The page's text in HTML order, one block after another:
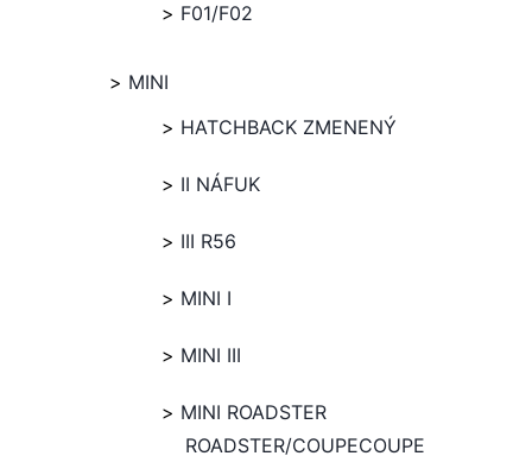
F01/F02
MINI
HATCHBACK ZMENENÝ
II NÁFUK
III R56
MINI I
MINI III
MINI ROADSTER
ROADSTER/COUPECOUPE